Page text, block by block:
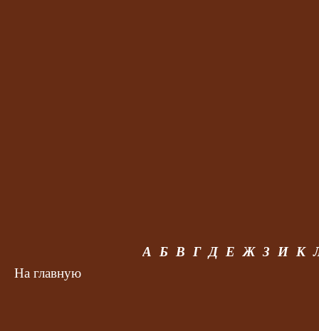
А Б В Г Д Е Ж З И К
На главную